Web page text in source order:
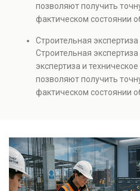
также при судебных
проверках.
позволяют получить
фактическом состоянии
инженерных систем с
и нарушений. Услуга
качества строительства,
оценки рисков и
Результатом является
Строительная
Строительная
экспертиза и
позволяют получить
фактическом состоянии
качества строительства,
оценки рисков и судебных
Результатом является
заключение, имеющее